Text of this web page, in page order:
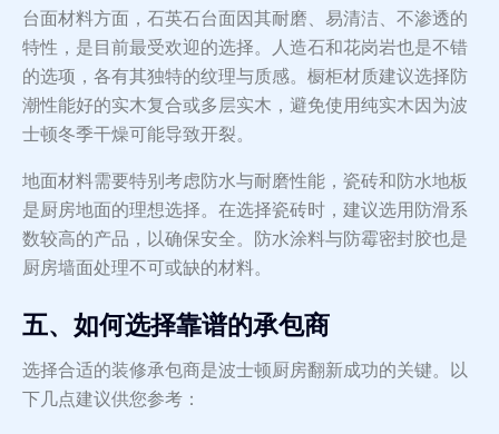
台面材料方面，石英石台面因其耐磨、易清洁、不渗透的
特性，是目前最受欢迎的选择。人造石和花岗岩也是不错
的选项，各有其独特的纹理与质感。橱柜材质建议选择防
潮性能好的实木复合或多层实木，避免使用纯实木因为波
士顿冬季干燥可能导致开裂。
地面材料需要特别考虑防水与耐磨性能，瓷砖和防水地板
是厨房地面的理想选择。在选择瓷砖时，建议选用防滑系
数较高的产品，以确保安全。防水涂料与防霉密封胶也是
厨房墙面处理不可或缺的材料。
五、如何选择靠谱的承包商
选择合适的装修承包商是波士顿厨房翻新成功的关键。以
下几点建议供您参考：